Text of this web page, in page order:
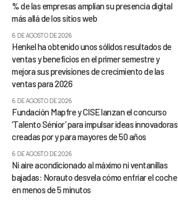
% de las empresas amplían su presencia digital
más allá de los sitios web
6 DE AGOSTO DE 2026
Henkel ha obtenido unos sólidos resultados de
ventas y beneficios en el primer semestre y
mejora sus previsiones de crecimiento de las
ventas para 2026
6 DE AGOSTO DE 2026
Fundación Mapfre y CISE lanzan el concurso
‘Talento Sénior’ para impulsar ideas innovadoras
creadas por y para mayores de 50 años
6 DE AGOSTO DE 2026
Ni aire acondicionado al máximo ni ventanillas
bajadas: Norauto desvela cómo enfriar el coche
en menos de 5 minutos